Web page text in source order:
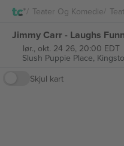
Teater Og Komedie
Jimmy Carr - Laughs
lør., okt. 24 26, 20:00 EDT
Slush Puppie Place,
Skjul kart